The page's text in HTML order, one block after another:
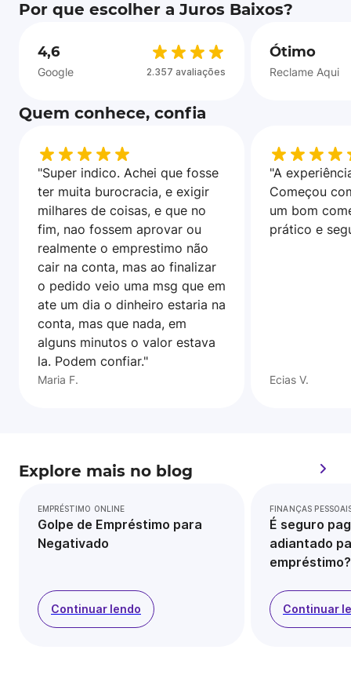
Por que escolher a Juros Baixos?
4,6
Google 2.357 avaliações
Ótimo
Reclame Aqui
Quem conhece, confia
"Super indico. Achei que fosse
ter muita burocracia, e exigir
milhares de coisas, e que no
fim, nao fossem aprovar ou
realmente o emprestimo não
cair na conta, mas ao finalizar
o pedido veio uma msg que em
ate um dia o dinheiro estaria na
conta, mas que nada, em
alguns minutos o valor estava
la. Podem confiar."
Maria F.
"A
Começou
um bom
prático e
Ecias V.
Explore mais no blog
EMPRÉSTIMO ONLINE
Golpe de Empréstimo para
Negativado
Continuar lendo
FINANÇAS
É seguro
adiantado
empréstimo?
Continuar